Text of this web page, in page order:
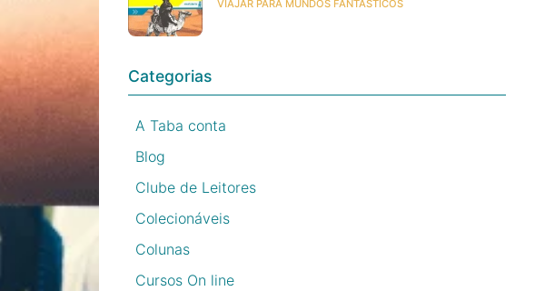
VIAJAR PARA MUNDOS FANTÁSTICOS
Categorias
A Taba conta
Blog
Clube de Leitores
Colecionáveis
Colunas
Cursos On line